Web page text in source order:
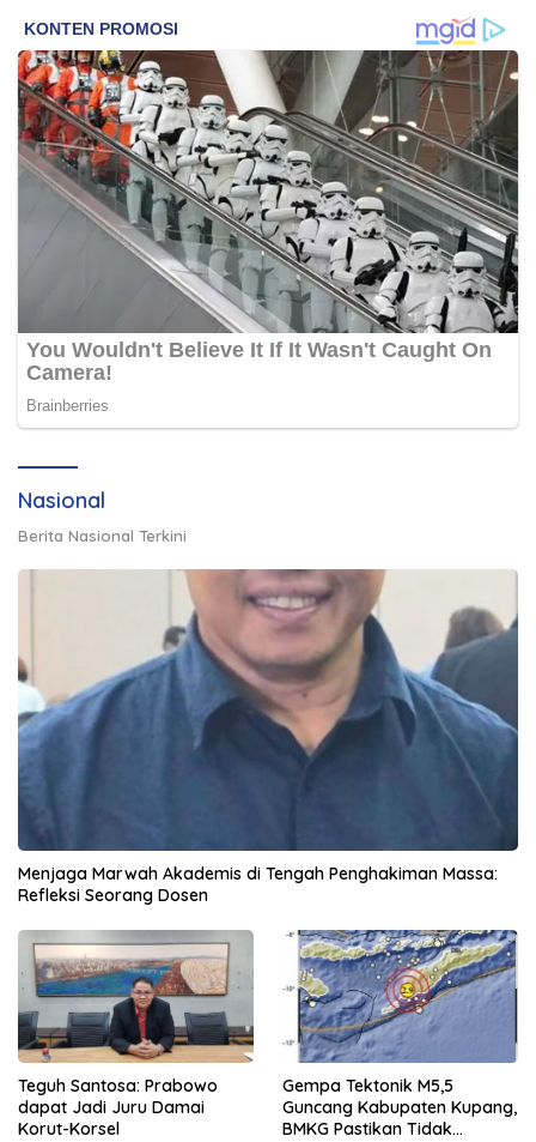
Nasional
Berita Nasional Terkini
Menjaga Marwah Akademis di Tengah Penghakiman Massa:
Refleksi Seorang Dosen
Teguh Santosa: Prabowo
dapat Jadi Juru Damai
Korut-Korsel
Gempa Tektonik M5,5
Guncang Kabupaten Kupang,
BMKG Pastikan Tidak